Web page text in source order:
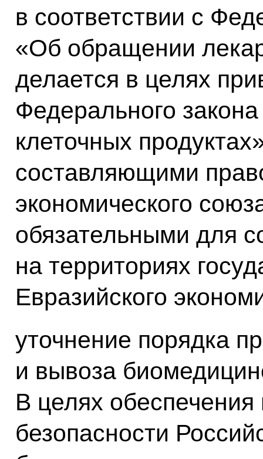
в соответствии с
«Об обращении
делается в целях
Федерального
клеточных
составляющими
экономического
обязательными для
на территориях
Евразийского
уточнение порядка
и вывоза
В целях
безопасности